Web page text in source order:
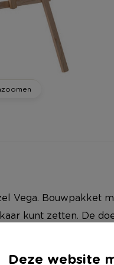
Deze website
Vega. Bouwpakket
kunt zetten. De
kunt
vast te zetten.